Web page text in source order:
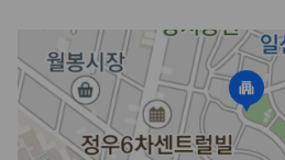
제주렌트카 최저가는 차량 기본요금만으
함 여부, 면책금, 보상 한도, 옵션 비용, 취
로 저렴한 차량을 고를 수 있습니다.
2. 보험 조건은 가격만큼 중요합니다